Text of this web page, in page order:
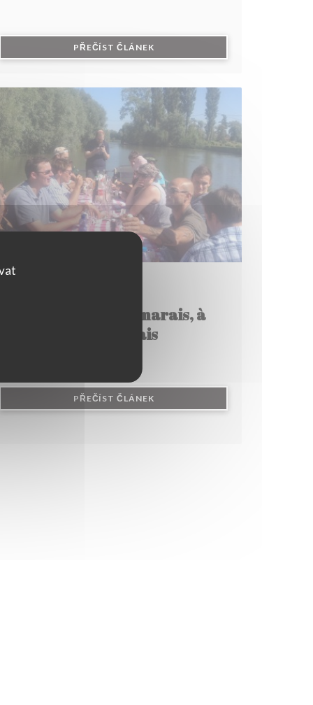
PŘEČÍST ČLÁNEK((OTEVŘE SE V NOVÉM OKNĚ))
En route vers le marais, à
Clairmarais
PŘEČÍST ČLÁNEK((OTEVŘE SE V NOVÉM OKNĚ))